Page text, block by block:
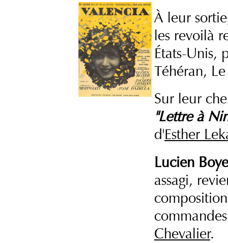
À leur
les revoilà
États-Unis,
Téhéran,
Sur leur
"Lettre à
d'Esther
Lucien
assagi,
Chevalier.